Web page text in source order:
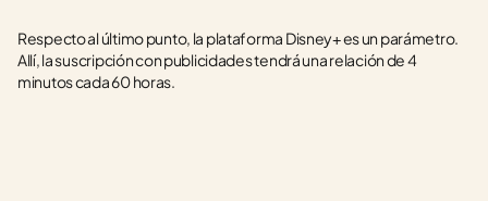
Respecto al último punto, la plataforma Disney+ es un parámetro.
Allí, la suscripción con publicidades tendrá una relación de 4
minutos cada 60 horas.